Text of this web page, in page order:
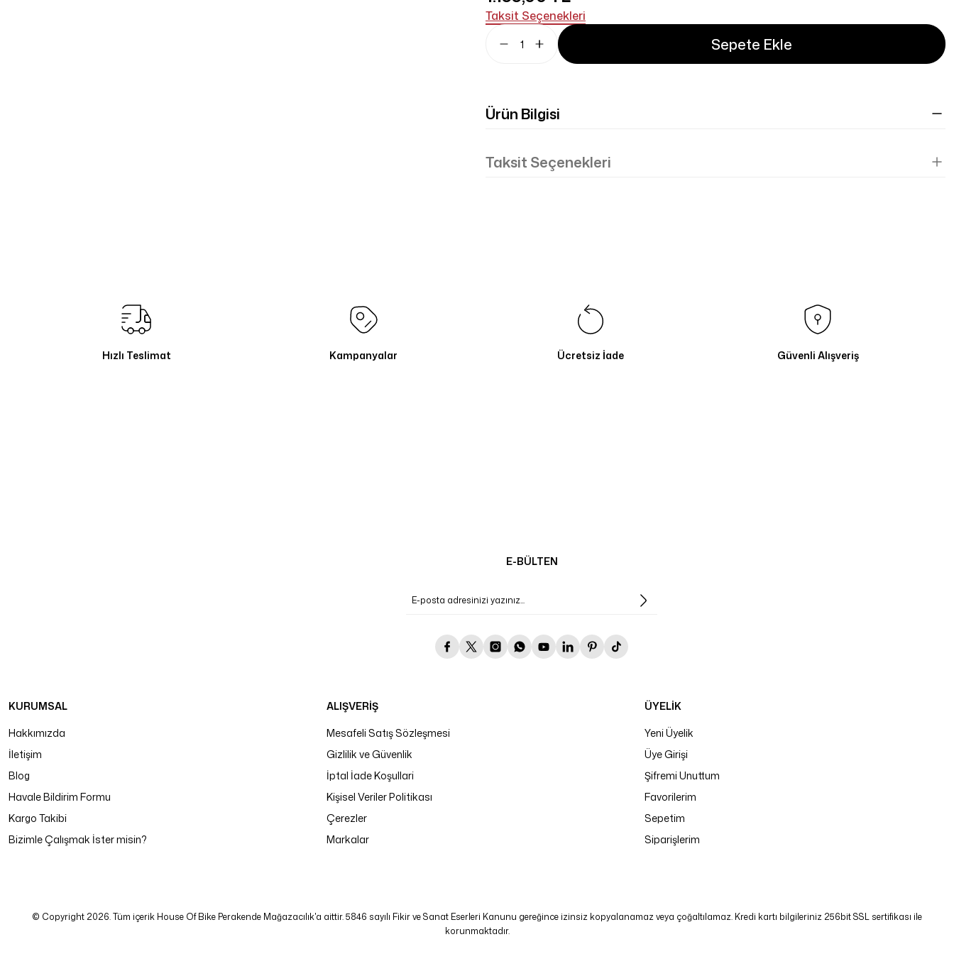
Taksit Seçenekleri
Sepete Ekle
Ürün Bilgisi
Taksit Seçenekleri
Hızlı Teslimat Kampanyalar Ücretsiz İade Güvenli Alışveriş
E-BÜLTEN
KURUMSAL
Hakkımızda
İletişim
Blog
Havale Bildirim Formu
Kargo Takibi
Bizimle Çalışmak İster misin?
ALIŞVERİŞ
Mesafeli Satış Sözleşmesi
Gizlilik ve Güvenlik
İptal İade Koşullari
Kişisel Veriler Politikası
Çerezler
Markalar
ÜYELİK
Yeni Üyelik
Üye Girişi
Şifremi Unuttum
Favorilerim
Sepetim
Siparişlerim
© Copyright 2026. Tüm içerik House Of Bike Perakende Mağazacılık'a aittir. 5846 sayılı Fikir ve Sanat Eserleri Kanunu gereğince izinsiz kopyalanamaz veya çoğaltılamaz. Kredi kartı bilgileriniz 256bit SSL sertifikası ile
korunmaktadır.